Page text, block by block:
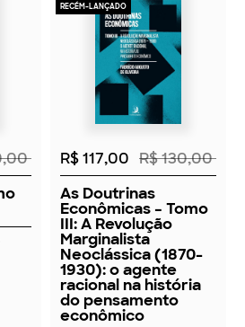
RECÉM-LANÇADO
2026
R$ 117,00 R$ 130,00
As Doutrinas
Econômicas – Tomo
III: A Revolução
Marginalista
Neoclássica (1870-
1930): o agente
racional na história
do pensamento
econômico